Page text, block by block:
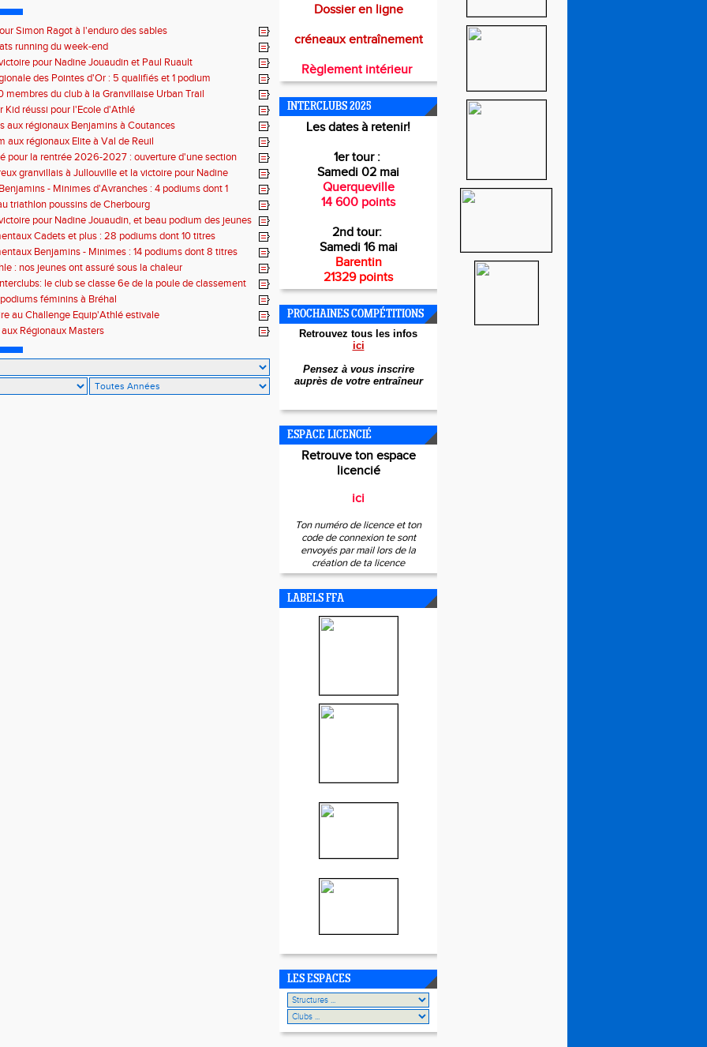
Simon Ragot à l'enduro des sables
running du week-end
pour Nadine Jouaudin et Paul Ruault
des Pointes d'Or : 5 qualifiés et 1 podium
membres du club à la Granvillaise Urban Trail
Kid réussi pour l'Ecole d'Athlé
aux régionaux Benjamins à Coutances
aux régionaux Elite à Val de Reuil
pour la rentrée 2026-2027 : ouverture d'une section
granvillais à Jullouville et la victoire pour Nadine
Marius Delchard- Minimes d'Avranches : 4 podiums dont 1
triathlon poussins de Cherbourg
pour Nadine Jouaudin, et beau podium des jeunes
à Saint-LoupCadets et plus : 28 podiums dont 10 titres
Benjamins - Minimes : 14 podiums dont 8 titres
: nos jeunes ont assuré sous la chaleur
le club se classe 6e de la poule de classement
féminins à Bréhal
au Challenge Equip'Athlé estivale
Régionaux Masters
Dossier en ligne
créneaux entraînement
Règlement intérieur
INTERCLUBS 2025
Les dates à retenir!
1er tour :
Samedi 02 mai
Querqueville
14 600 points
2nd tour:
Samedi 16 mai
Barentin
21329 points
PROCHAINES COMPÉTITIONS
Retrouvez tous les infos
ici
Pensez à vous inscrire
auprès de votre entraîneur
ESPACE LICENCIÉ
Retrouve ton espace
licencié
ici
Ton numéro de licence et ton
code de connexion te sont
envoyés par mail lors de la
création de ta licence
LABELS FFA
LES ESPACES